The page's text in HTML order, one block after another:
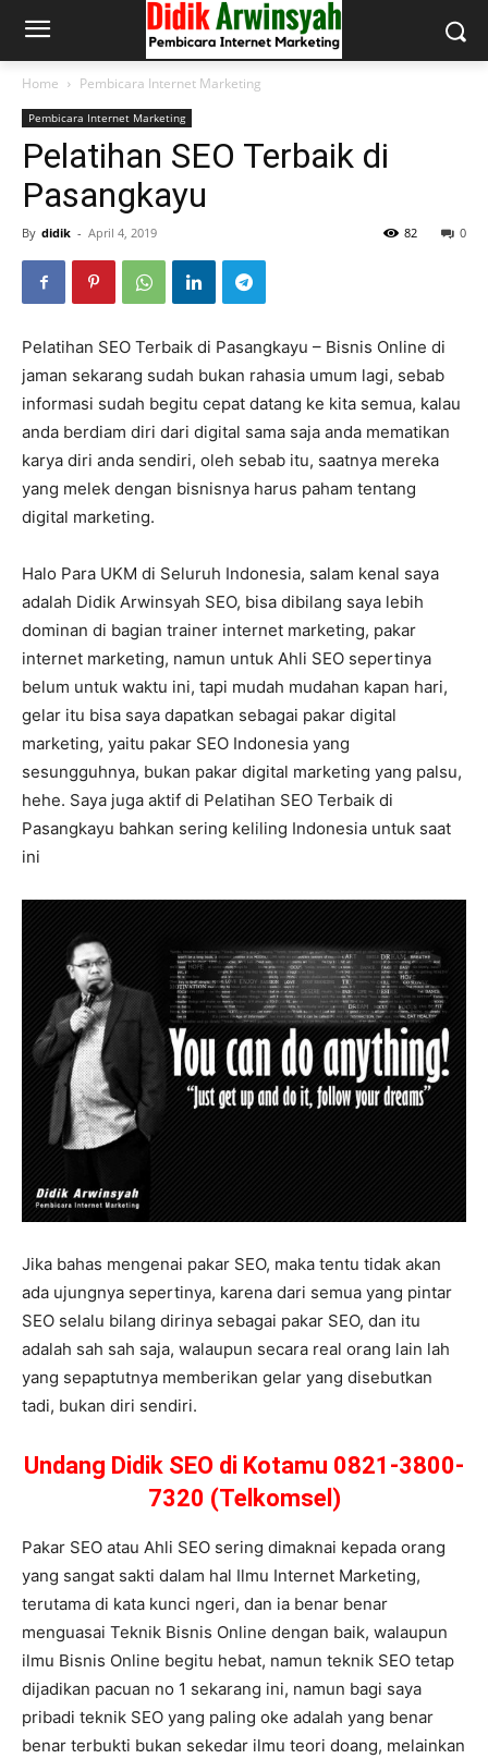
Home Pembicara Internet Marketing
Pembicara Internet Marketing
Pelatihan SEO Terbaik di
Pasangkayu
By didik - April 4, 2019 0
82
Pelatihan SEO Terbaik di Pasangkayu – Bisnis Online di
jaman sekarang sudah bukan rahasia umum lagi, sebab
informasi sudah begitu cepat datang ke kita semua, kalau
anda berdiam diri dari digital sama saja anda mematikan
karya diri anda sendiri, oleh sebab itu, saatnya mereka
yang melek dengan bisnisnya harus paham tentang
digital marketing.
Halo Para UKM di Seluruh Indonesia, salam kenal saya
adalah Didik Arwinsyah SEO, bisa dibilang saya lebih
dominan di bagian trainer internet marketing, pakar
internet marketing, namun untuk Ahli SEO sepertinya
belum untuk waktu ini, tapi mudah mudahan kapan hari,
gelar itu bisa saya dapatkan sebagai pakar digital
marketing, yaitu pakar SEO Indonesia yang
sesungguhnya, bukan pakar digital marketing yang palsu,
hehe. Saya juga aktif di Pelatihan SEO Terbaik di
Pasangkayu bahkan sering keliling Indonesia untuk saat
ini
Jika bahas mengenai pakar SEO, maka tentu tidak akan
ada ujungnya sepertinya, karena dari semua yang pintar
SEO selalu bilang dirinya sebagai pakar SEO, dan itu
adalah sah sah saja, walaupun secara real orang lain lah
yang sepaptutnya memberikan gelar yang disebutkan
tadi, bukan diri sendiri.
Undang Didik SEO di Kotamu 0821-3800-
7320 (Telkomsel)
Pakar SEO atau Ahli SEO sering dimaknai kepada orang
yang sangat sakti dalam hal Ilmu Internet Marketing,
terutama di kata kunci ngeri, dan ia benar benar
menguasai Teknik Bisnis Online dengan baik, walaupun
ilmu Bisnis Online begitu hebat, namun teknik SEO tetap
dijadikan pacuan no 1 sekarang ini, namun bagi saya
pribadi teknik SEO yang paling oke adalah yang benar
benar terbukti bukan sekedar ilmu teori doang, melainkan